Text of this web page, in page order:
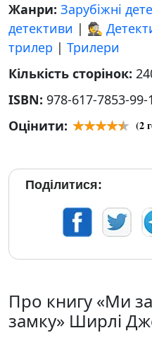
Жанри: Зарубіжні
детективи | 🕵
трилер | Трилери
Кількість сторінок:
ISBN: 978-617-7853-99-1
Оцінити:
(2
Поділитися:
Про книгу «Ми
замку» Ширлі